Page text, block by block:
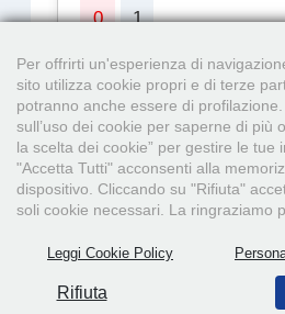
Per offrirti un'esperienza di
sito utilizza cookie propri e di terze
potranno anche essere di
sull’uso dei cookie per saperne di più
la scelta dei cookie” per gestire le tue
"Accetta Tutti" acconsenti alla
dispositivo. Cliccando su "Rifiuta"
soli cookie necessari. La ringraziamo
Leggi Cookie Policy
Rifiuta
0
1
© 2026 Tutti i diritti Riservati
StampaSi S.r.l.